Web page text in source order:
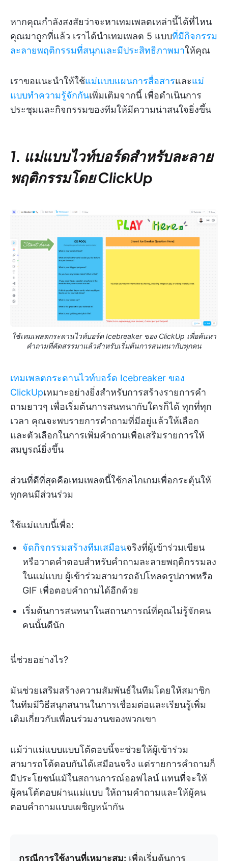
หากคุณกำลังสงสัยว่าจะหาเทมเพลตเหล่านี้ได้ที่ไหน
คุณมาถูกที่แล้ว เราได้นำเทมเพลต 5 แบบที่มีกิจกรรม
ละลายพฤติกรรมที่สนุกและมีประสิทธิภาพมาให้คุณ
เราขอแนะนำให้ใช้แม่แบบแผนการสื่อสารและแม่
แบบทำความรู้จักกันเพิ่มเติมจากนี้ เพื่อดำเนินการ
ประชุมและกิจกรรมของทีมให้มีความน่าสนใจยิ่งขึ้น
1. แม่แบบไวท์บอร์ดสำหรับละลาย
พฤติกรรมโดย ClickUp
ใช้เทมเพลตกระดานไวท์บอร์ด Icebreaker ของ ClickUp เพื่อค้นหา
คำถามที่คัดสรรมาแล้วสำหรับเริ่มต้นการสนทนากับทุกคน
เทมเพลตกระดานไวท์บอร์ด Icebreaker ของ
ClickUpเหมาะอย่างยิ่งสำหรับการสร้างรายการคำ
ถามยาวๆ เพื่อเริ่มต้นการสนทนากับใครก็ได้ ทุกที่ทุก
เวลา คุณจะพบรายการคำถามที่มีอยู่แล้วให้เลือก
และตัวเลือกในการเพิ่มคำถามเพื่อเสริมรายการให้
สมบูรณ์ยิ่งขึ้น
ส่วนที่ดีที่สุดคือเทมเพลตนี้ใช้กลไกเกมเพื่อกระตุ้นให้
ทุกคนมีส่วนร่วม
ใช้แม่แบบนี้เพื่อ:
จัดกิจกรรมสร้างทีมเสมือนจริงที่ผู้เข้าร่วมเขียน
หรือวาดคำตอบสำหรับคำถามละลายพฤติกรรมลง
ในแม่แบบ ผู้เข้าร่วมสามารถอัปโหลดรูปภาพหรือ
GIF เพื่อตอบคำถามได้อีกด้วย
เริ่มต้นการสนทนาในสถานการณ์ที่คุณไม่รู้จักคน
คนนั้นดีนัก
นี่ช่วยอย่างไร?
มันช่วยเสริมสร้างความสัมพันธ์ในทีมโดยให้สมาชิก
ในทีมมีวิธีสนุกสนานในการเชื่อมต่อและเรียนรู้เพิ่ม
เติมเกี่ยวกับเพื่อนร่วมงานของพวกเขา
แม้ว่าแม่แบบแบบโต้ตอบนี้จะช่วยให้ผู้เข้าร่วม
สามารถโต้ตอบกันได้เสมือนจริง แต่รายการคำถามก็
มีประโยชน์แม้ในสถานการณ์ออฟไลน์ แทนที่จะให้
ผู้คนโต้ตอบผ่านแม่แบบ ให้ถามคำถามและให้ผู้คน
ตอบคำถามแบบเผชิญหน้ากัน
กรณีการใช้งานที่เหมาะสม: เพื่อเริ่มต้นการ